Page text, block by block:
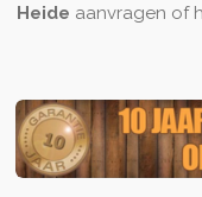
Heide aanvragen of